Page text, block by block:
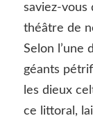
saviez-vous
théâtre de
Selon l’une
géants
les dieux
ce littoral,